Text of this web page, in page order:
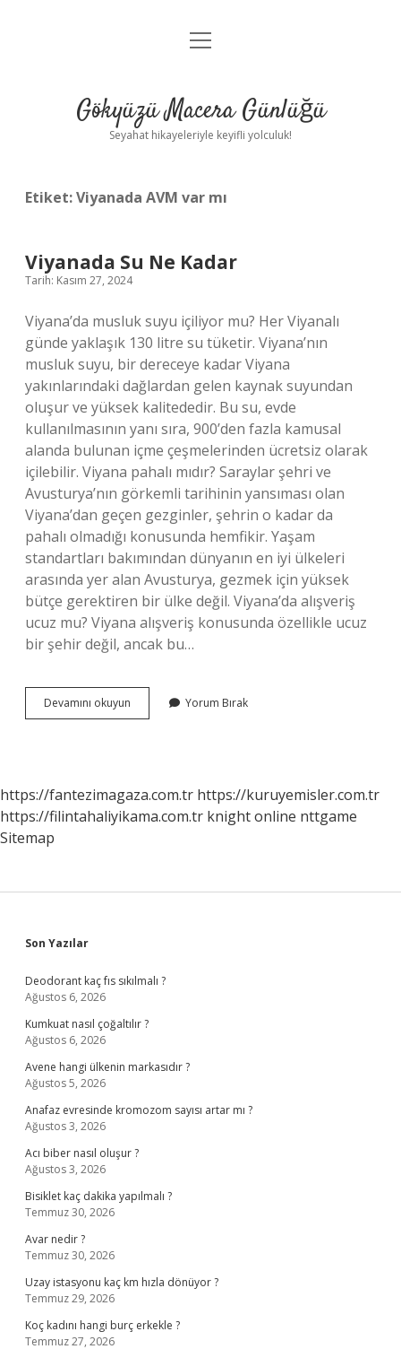
Anasayfa
Yasal Uyarı
menüyü
Gökyüzü Macera Günlüğü
Seyahat hikayeleriyle keyifli yolculuk!
Etiket:Viyanada AVM var mı
Viyanada Su Ne Kadar
Tarih: Kasım 27, 2024
Viyana’da musluk suyu içiliyor mu? Her Viyanalı
günde yaklaşık 130 litre su tüketir. Viyana’nın
musluk suyu, bir dereceye kadar Viyana
yakınlarındaki dağlardan gelen kaynak suyundan
oluşur ve yüksek kalitededir. Bu su, evde
kullanılmasının yanı sıra, 900’den fazla kamusal
alanda bulunan içme çeşmelerinden ücretsiz olarak
içilebilir. Viyana pahalı mıdır? Saraylar şehri ve
Avusturya’nın görkemli tarihinin yansıması olan
Viyana’dan geçen gezginler, şehrin o kadar da
pahalı olmadığı konusunda hemfikir. Yaşam
standartları bakımından dünyanın en iyi ülkeleri
arasında yer alan Avusturya, gezmek için yüksek
bütçe gerektiren bir ülke değil. Viyana’da alışveriş
ucuz mu? Viyana alışveriş konusunda özellikle ucuz
bir şehir değil, ancak bu…
Devamını okuyun Viyanada
Su
Yorum Bırak
https://fantezimagaza.com.tr https://kuruyemisler.com.tr
https://filintahaliyikama.com.tr knight online nttgame
Sitemap
Sidebar
Son Yazılar
Deodorant kaç fıs sıkılmalı ?
Ağustos 6, 2026
Kumkuat nasıl çoğaltılır ?
Ağustos 6, 2026
Avene hangi ülkenin markasıdır ?
Ağustos 5, 2026
Anafaz evresinde kromozom sayısı artar mı ?
Ağustos 3, 2026
Acı biber nasıl oluşur ?
Ağustos 3, 2026
Bisiklet kaç dakika yapılmalı ?
Temmuz 30, 2026
Avar nedir ?
Temmuz 30, 2026
Uzay istasyonu kaç km hızla dönüyor ?
Temmuz 29, 2026
Koç kadını hangi burç erkekle ?
Temmuz 27, 2026